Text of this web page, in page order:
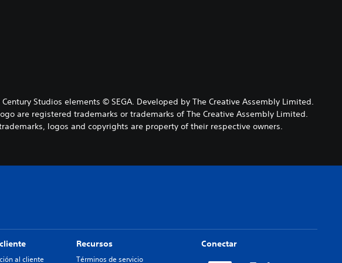
Studios elements © SEGA. Developed by The Creative Assembly Limited.
are registered trademarks or trademarks of The Creative Assembly Limited.
logos and copyrights are property of their respective owners.
al cliente
Recursos
Términos de servicio
Conectar